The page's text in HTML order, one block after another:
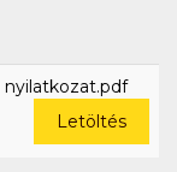
nyilatkozat.pdf
Letöltés